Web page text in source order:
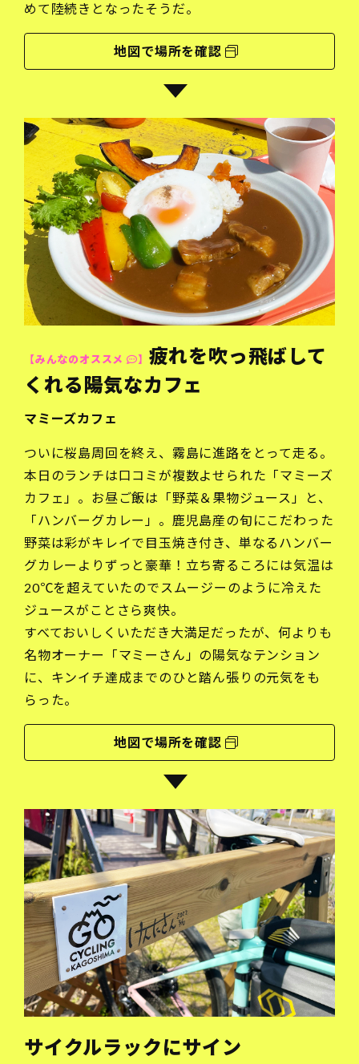
めて陸続きとなったそうだ。
地図で場所を確認
【みんなのオススメ 】 疲れを吹っ飛ばして
くれる陽気なカフェ
マミーズカフェ
ついに桜島周回を終え、霧島に進路をとって走る。
本日のランチは口コミが複数よせられた「マミーズ
カフェ」。お昼ご飯は「野菜＆果物ジュース」と、
「ハンバーグカレー」。鹿児島産の旬にこだわった
野菜は彩がキレイで目玉焼き付き、単なるハンバー
グカレーよりずっと豪華！立ち寄るころには気温は
20℃を超えていたのでスムージーのように冷えた
ジュースがことさら爽快。
すべておいしくいただき大満足だったが、何よりも
名物オーナー「マミーさん」の陽気なテンション
に、キンイチ達成までのひと踏ん張りの元気をも
らった。
地図で場所を確認
サイクルラックにサイン